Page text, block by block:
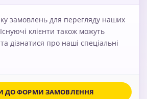
замовлень для перегляду наших
клієнти також можуть
дізнатися про наші спеціальні
ДО ФОРМИ ЗАМОВЛЕННЯ